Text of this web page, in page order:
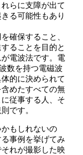
らに支障が出て
る可能性もあり
確保すること、
ることを目的と
電波法です。電
数を持つ電磁波
的に決められて
めたすべての無
従事する人、そ
です。
もしれないの
事例を挙げてみ
れが撮影した映